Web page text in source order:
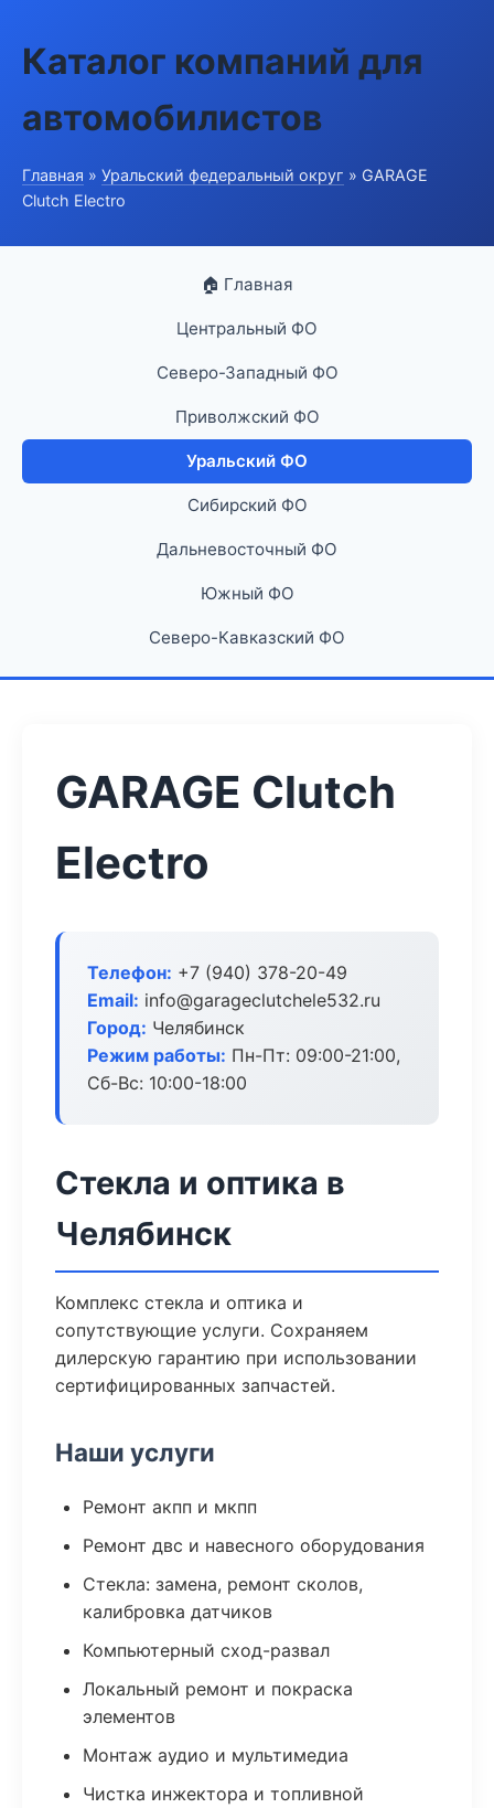
Каталог компаний для
автомобилистов
Главная » Уральский федеральный округ » GARAGE
Clutch Electro
🏠 Главная
Центральный ФО
Северо-Западный ФО
Приволжский ФО
Уральский ФО
Сибирский ФО
Дальневосточный ФО
Южный ФО
Северо-Кавказский ФО
GARAGE Clutch
Electro
Телефон: +7 (940) 378-20-49
Email: info@garageclutchele532.ru
Город: Челябинск
Режим работы: Пн-Пт: 09:00-21:00,
Сб-Вс: 10:00-18:00
Стекла и оптика в
Челябинск
Комплекс стекла и оптика и
сопутствующие услуги. Сохраняем
дилерскую гарантию при использовании
сертифицированных запчастей.
Наши услуги
Ремонт акпп и мкпп
Ремонт двс и навесного оборудования
Стекла: замена, ремонт сколов,
калибровка датчиков
Компьютерный сход-развал
Локальный ремонт и покраска
элементов
Монтаж аудио и мультимедиа
Чистка инжектора и топливной